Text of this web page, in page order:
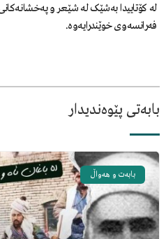
لە کۆتاییدا بەشێک لە شێعر و
فەرانسەوی خوێندرایەوە.
بابەتی پێوەندیدار
بابەت و هەواڵ